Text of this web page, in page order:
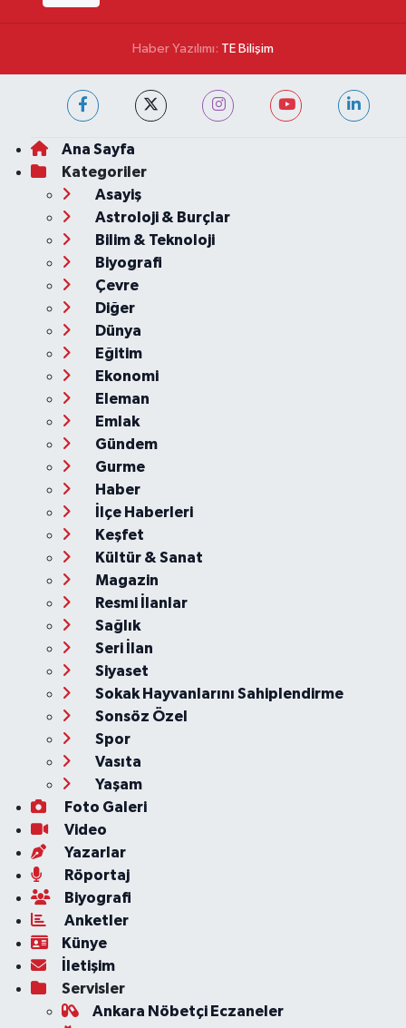
Haber Yazılımı: TE Bilişim
Ana Sayfa
Kategoriler
Asayiş
Astroloji & Burçlar
Bilim & Teknoloji
Biyografi
Çevre
Diğer
Dünya
Eğitim
Ekonomi
Eleman
Emlak
Gündem
Gurme
Haber
İlçe Haberleri
Keşfet
Kültür & Sanat
Magazin
Resmi İlanlar
Sağlık
Seri İlan
Siyaset
Sokak Hayvanlarını Sahiplendirme
Sonsöz Özel
Spor
Vasıta
Yaşam
Foto Galeri
Video
Yazarlar
Röportaj
Biyografi
Anketler
Künye
İletişim
Servisler
Ankara Nöbetçi Eczaneler